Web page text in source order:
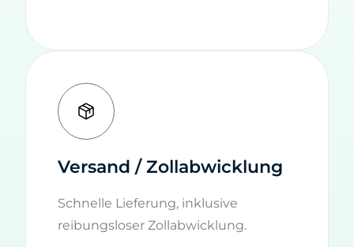
Versand / Zollabwicklung
Schnelle Lieferung, inklusive
reibungsloser Zollabwicklung.